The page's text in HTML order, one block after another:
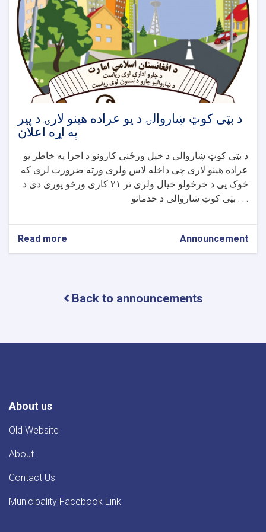
څخه
تر
مخابراتو
چوک
کاسه
برج
پوری
سیخداره
کانکریټی
ویالو
جوړولو
پروژی
اعلان
د بټی کوټ ښاروالۍ د یو عراده هینو لارۍ د پیر
په اړه اعلان
د بټی کوټ ښاروالی د خپل ورځنی کارونو د اجرا په خاطر یو
عراده هینو لاری چی داخله لاس ولری ورته ضرورت لری که
څوک یی د خرڅولو خیال ولری تر ۲۱ کاری ورځو پوری دی د
بټی کوټ ښاروالی د خدماتو . . .
Read more
د
د
لارۍ
Announcement
Back to announcements
About us
Old Website
About
Contact Us
Municipality Facebook Link